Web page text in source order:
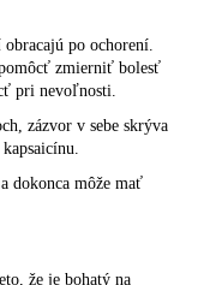
po ochorení.
zmierniť bolesť
pri nevoľnosti.
zázvor v sebe skrýva
dokonca môže mať
že je bohatý na